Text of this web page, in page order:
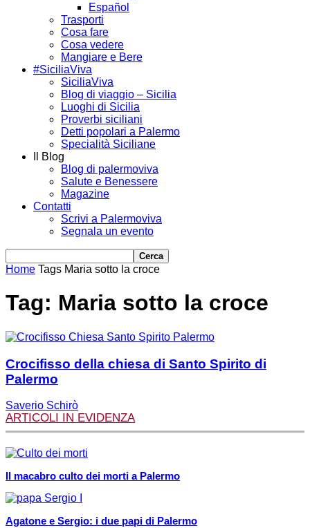
Español
Trasporti
Cosa fare
Cosa vedere
Mangiare e Bere
#SiciliaViva
SiciliaViva
Blog di viaggio – Sicilia
Luoghi di Sicilia
Proverbi siciliani
Detti popolari a Palermo
Specialità Siciliane
Il Blog
Blog di palermoviva
Salute e Benessere
Magazine
Contatti
Scrivi a Palermoviva
Segnala un evento
Home Tags Maria sotto la croce
Tag: Maria sotto la croce
Crocifisso della chiesa di Santo Spirito di
Palermo
Saverio Schirò
ARTICOLI IN EVIDENZA
Il macabro culto dei morti a Palermo
Agatone e Sergio: i due papi di Palermo